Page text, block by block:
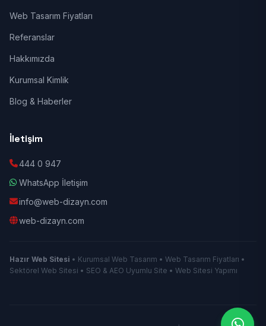
Web Tasarım Fiyatları
Referanslar
Hakkımızda
Kurumsal Kimlik
Blog & Haberler
İletişim
444 0 947
WhatsApp İletişim
info@web-dizayn.com
web-dizayn.com
Hazır Web Sitesi • Kurumsal Web Tasarım • Web Tasarım Fiyatları •
Sektörel Web Sitesi • SEO & AEO Uyumlu Site • Web Sitesi Yapımı